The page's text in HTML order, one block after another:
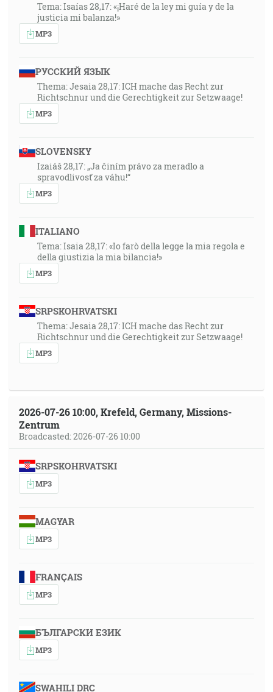
Tema: Isaías 28,17: «¡Haré de la ley mi guía y de la
justicia mi balanza!»
MP3
РУССКИЙ ЯЗЫК
Thema: Jesaia 28,17: ICH mache das Recht zur
Richtschnur und die Gerechtigkeit zur Setzwaage!
MP3
SLOVENSKY
Izaiáš 28,17: „Ja činím právo za meradlo a
spravodlivosť za váhu!“
MP3
ITALIANO
Tema: Isaia 28,17: «Io farò della legge la mia regola e
della giustizia la mia bilancia!»
MP3
SRPSKOHRVATSKI
Thema: Jesaia 28,17: ICH mache das Recht zur
Richtschnur und die Gerechtigkeit zur Setzwaage!
MP3
2026-07-26 10:00, Krefeld, Germany, Missions-
Zentrum
Broadcasted: 2026-07-26 10:00
SRPSKOHRVATSKI
MP3
MAGYAR
MP3
FRANÇAIS
MP3
БЪЛГАРСКИ ЕЗИК
MP3
SWAHILI DRC